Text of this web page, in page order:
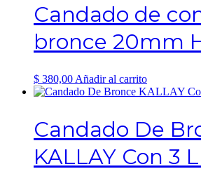
$ 99,00
hasta
$ 199,00
Candado de
bronce 20mm
$ 380,00 Añadir al carrito
Candado De
KALLAY Con 3